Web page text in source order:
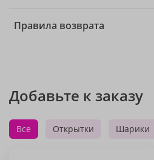
Правила возврата
Добавьте к заказу
Все Открытки Шарики